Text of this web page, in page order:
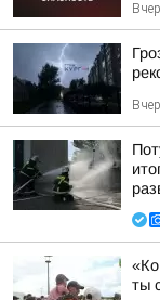
ты